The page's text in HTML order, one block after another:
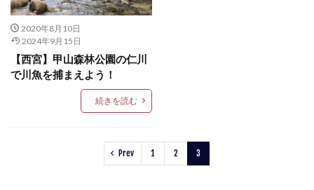
2020年8月10日
2024年9月15日
【西宮】甲山森林公園の仁川
で川魚を捕まえよう！
続きを読む
Prev 1 2 3